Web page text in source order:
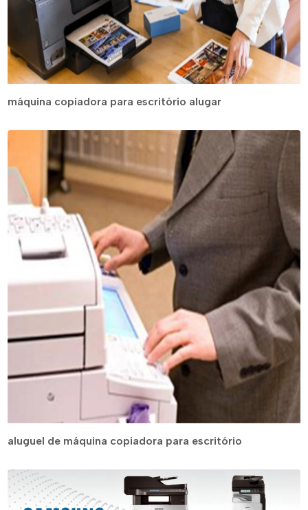
máquina copiadora para escritório alugar
aluguel de máquina copiadora para escritório